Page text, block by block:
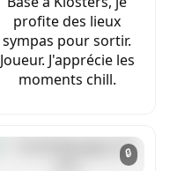
profite des lieux
sympas pour sortir.
Joueur. J'apprécie les
moments chill.
🔒